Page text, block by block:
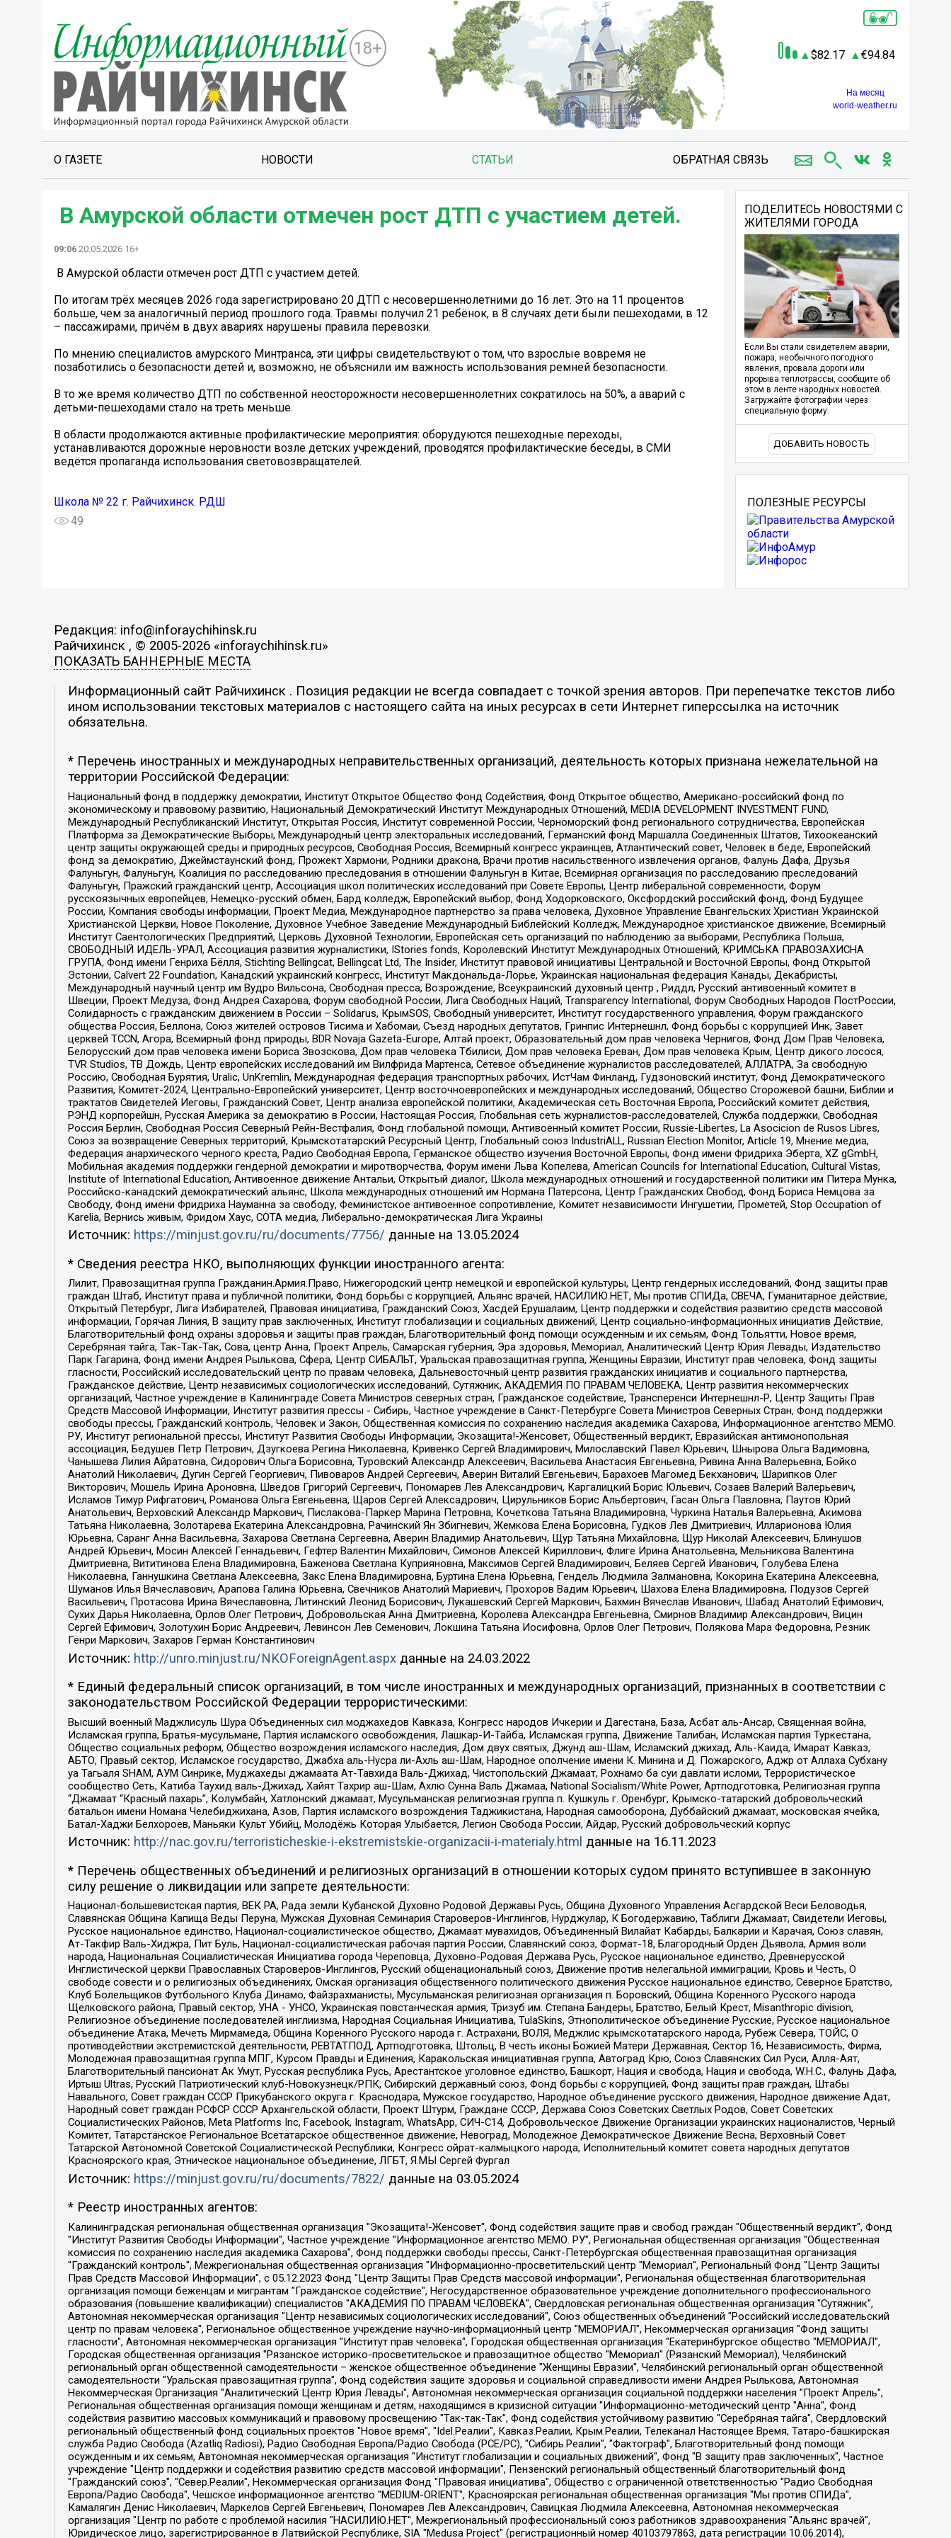
18+ 82.17 94.84
На месяц
world-weather.ru
О ГАЗЕТЕ НОВОСТИ СТАТЬИ ОБРАТНАЯ СВЯЗЬ
️ В Амурской области отмечен рост ДТП с участием детей.
09:06 20.05.2026 16+
️ В Амурской области отмечен рост ДТП с участием детей.
По итогам трёх месяцев 2026 года зарегистрировано 20 ДТП с несовершеннолетними до 16 лет. Это на 11 процентов
больше, чем за аналогичный период прошлого года. Травмы получил 21 ребёнок, в 8 случаях дети были пешеходами, в 12
– пассажирами, причём в двух авариях нарушены правила перевозки.
По мнению специалистов амурского Минтранса, эти цифры свидетельствуют о том, что взрослые вовремя не
позаботились о безопасности детей и, возможно, не объяснили им важность использования ремней безопасности.
В то же время количество ДТП по собственной неосторожности несовершеннолетних сократилось на 50%, а аварий с
детьми-пешеходами стало на треть меньше.
В области продолжаются активные профилактические мероприятия: оборудуются пешеходные переходы,
устанавливаются дорожные неровности возле детских учреждений, проводятся профилактические беседы, в СМИ
ведётся пропаганда использования световозвращателей.
Школа № 22 г. Райчихинск. РДШ
49
ПОДЕЛИТЕСЬ НОВОСТЯМИ С
ЖИТЕЛЯМИ ГОРОДА
Если Вы стали свидетелем аварии,
пожара, необычного погодного
явления, провала дороги или
прорыва теплотрассы, сообщите об
этом в ленте народных новостей.
Загружайте фотографии через
специальную форму.
ДОБАВИТЬ НОВОСТЬ
ПОЛЕЗНЫЕ РЕСУРСЫ
Редакция: info@inforaychihinsk.ru
Райчихинск , © 2005-2026 «inforaychihinsk.ru»
ПОКАЗАТЬ БАННЕРНЫЕ МЕСТА
Информационный сайт Райчихинск . Позиция редакции не всегда совпадает с точкой зрения авторов. При перепечатке текстов либо
ином использовании текстовых материалов с настоящего сайта на иных ресурсах в сети Интернет гиперссылка на источник
обязательна.
* Перечень иностранных и международных неправительственных организаций, деятельность которых признана нежелательной на
территории Российской Федерации:
Национальный фонд в поддержку демократии, Институт Открытое Общество Фонд Содействия, Фонд Открытое общество, Американо-российский фонд по
экономическому и правовому развитию, Национальный Демократический Институт Международных Отношений, MEDIA DEVELOPMENT INVESTMENT FUND,
Международный Республиканский Институт, Открытая Россия, Институт современной России, Черноморский фонд регионального сотрудничества, Европейская
Платформа за Демократические Выборы, Международный центр электоральных исследований, Германский фонд Маршалла Соединенных Штатов, Тихоокеанский
центр защиты окружающей среды и природных ресурсов, Свободная Россия, Всемирный конгресс украинцев, Атлантический совет, Человек в беде, Европейский
фонд за демократию, Джеймстаунский фонд, Прожект Хармони, Родники дракона, Врачи против насильственного извлечения органов, Фалунь Дафа, Друзья
Фалуньгун, Фалуньгун, Коалиция по расследованию преследования в отношении Фалуньгун в Китае, Всемирная организация по расследованию преследований
Фалуньгун, Пражский гражданский центр, Ассоциация школ политических исследований при Совете Европы, Центр либеральной современности, Форум
русскоязычных европейцев, Немецко-русский обмен, Бард колледж, Европейский выбор, Фонд Ходорковского, Оксфордский российский фонд, Фонд Будущее
России, Компания свободы информации, Проект Медиа, Международное партнерство за права человека, Духовное Управление Евангельских Христиан Украинской
Христианской Церкви, Новое Поколение, Духовное Учебное Заведение Международный Библейский Колледж, Международное христианское движение, Всемирный
Институт Саентологических Предприятий, Церковь Духовной Технологии, Европейская сеть организаций по наблюдению за выборами, Республика Польша,
СВОБОДНЫЙ ИДЕЛЬ-УРАЛ, Ассоциация развития журналистики, IStories fonds, Королевский Институт Международных Отношений, КРИМСЬКА ПРАВОЗАХИСНА
ГРУПА, Фонд имени Генриха Бёлля, Stichting Bellingcat, Bellingcat Ltd, The Insider, Институт правовой инициативы Центральной и Восточной Европы, Фонд Открытой
Эстонии, Calvert 22 Foundation, Канадский украинский конгресс, Институт Макдональда-Лорье, Украинская национальная федерация Канады, Декабристы,
Международный научный центр им Вудро Вильсона, Свободная пресса, Возрождение, Всеукраинский духовный центр , Риддл, Русский антивоенный комитет в
Швеции, Проект Медуза, Фонд Андрея Сахарова, Форум свободной России, Лига Свободных Наций, Transparеncy International, Форум Свободных Народов ПостРоссии,
Солидарность с гражданским движением в России – Solidarus, КрымSOS, Свободный университет, Институт государственного управления, Форум гражданского
общества Россия, Беллона, Союз жителей островов Тисима и Хабомаи, Съезд народных депутатов, Гринпис Интернешнл, Фонд борьбы с коррупцией Инк, Завет
церквей TCCN, Агора, Всемирный фонд природы, BDR Novaja Gazeta-Europe, Алтай проект, Образовательный дом прав человека Чернигов, Фонд Дом Прав Человека,
Белорусский дом прав человека имени Бориса Звозскова, Дом прав человека Тбилиси, Дом прав человека Ереван, Дом прав человека Крым, Центр дикого лосося,
TVR Studios, ТВ Дождь, Центр европейских исследований им Вилфрида Мартенса, Сетевое объединение журналистов расследователей, АЛЛАТРА, За свободную
Россию, Свободная Бурятия, Uralic, UnKremlin, Международная федерация транспортных рабочих, ИстЧам Финланд, Гудзоновский институт, Фонд Демократического
Развития, Комитет-2024, Центрально-Европейский университет, Центр восточноевропейских и международных исследований, Общество Сторожевой башни, Библии и
трактатов Свидетелей Иеговы, Гражданский Совет, Центр анализа европейской политики, Академическая сеть Восточная Европа, Российский комитет действия,
РЭНД корпорейшн, Русская Америка за демократию в России, Настоящая Россия, Глобальная сеть журналистов-расследователей, Служба поддержки, Свободная
Россия Берлин, Свободная Россия Северный Рейн-Вестфалия, Фонд глобальной помощи, Антивоенный комитет России, Russie-Libertes, La Asocicion de Rusos Libres,
Союз за возвращение Северных территорий, Крымскотатарский Ресурсный Центр, Глобальный союз IndustriALL, Russian Election Monitor, Article 19, Мнение медиа,
Федерация анархического черного креста, Радио Свободная Европа, Германское общество изучения Восточной Европы, Фонд имени Фридриха Эберта, XZ gGmbH,
Мобильная академия поддержки гендерной демократии и миротворчества, Форум имени Льва Копелева, American Councils for International Education, Cultural Vistas,
Institute of International Education, Антивоенное движение Антальи, Открытый диалог, Школа международных отношений и государственной политики им Питера Мунка,
Российско-канадский демократический альянс, Школа международных отношений им Нормана Патерсона, Центр Гражданских Свобод, Фонд Бориса Немцова за
Свободу, Фонд имени Фридриха Науманна за свободу, Феминистское антивоенное сопротивление, Комитет независимости Ингушетии, Прометей, Stop Occupation of
Karelia, Вернись живым, Фридом Хаус, СОТА медиа, Либерально-демократическая Лига Украины
Источник: https://minjust.gov.ru/ru/documents/7756/ данные на 13.05.2024
* Сведения реестра НКО, выполняющих функции иностранного агента:
Лилит, Правозащитная группа Гражданин.Армия.Право, Нижегородский центр немецкой и европейской культуры, Центр гендерных исследований, Фонд защиты прав
граждан Штаб, Институт права и публичной политики, Фонд борьбы с коррупцией, Альянс врачей, НАСИЛИЮ.НЕТ, Мы против СПИДа, СВЕЧА, Гуманитарное действие,
Открытый Петербург, Лига Избирателей, Правовая инициатива, Гражданский Союз, Хасдей Ерушалаим, Центр поддержки и содействия развитию средств массовой
информации, Горячая Линия, В защиту прав заключенных, Институт глобализации и социальных движений, Центр социально-информационных инициатив Действие,
Благотворительный фонд охраны здоровья и защиты прав граждан, Благотворительный фонд помощи осужденным и их семьям, Фонд Тольятти, Новое время,
Серебряная тайга, Так-Так-Так, Сова, центр Анна, Проект Апрель, Самарская губерния, Эра здоровья, Мемориал, Аналитический Центр Юрия Левады, Издательство
Парк Гагарина, Фонд имени Андрея Рылькова, Сфера, Центр СИБАЛЬТ, Уральская правозащитная группа, Женщины Евразии, Институт прав человека, Фонд защиты
гласности, Российский исследовательский центр по правам человека, Дальневосточный центр развития гражданских инициатив и социального партнерства,
Гражданское действие, Центр независимых социологических исследований, Сутяжник, АКАДЕМИЯ ПО ПРАВАМ ЧЕЛОВЕКА, Центр развития некоммерческих
организаций, Частное учреждение в Калининграде Совета Министров северных стран, Гражданское содействие, Трансперенси Интернешнл-Р, Центр Защиты Прав
Средств Массовой Информации, Институт развития прессы - Сибирь, Частное учреждение в Санкт-Петербурге Совета Министров Северных Стран, Фонд поддержки
свободы прессы, Гражданский контроль, Человек и Закон, Общественная комиссия по сохранению наследия академика Сахарова, Информационное агентство МЕМО.
РУ, Институт региональной прессы, Институт Развития Свободы Информации, Экозащита!-Женсовет, Общественный вердикт, Евразийская антимонопольная
ассоциация, Бедушев Петр Петрович, Дзугкоева Регина Николаевна, Кривенко Сергей Владимирович, Милославский Павел Юрьевич, Шнырова Ольга Вадимовна,
Чанышева Лилия Айратовна, Сидорович Ольга Борисовна, Туровский Александр Алексеевич, Васильева Анастасия Евгеньевна, Ривина Анна Валерьевна, Бойко
Анатолий Николаевич, Дугин Сергей Георгиевич, Пивоваров Андрей Сергеевич, Аверин Виталий Евгеньевич, Барахоев Магомед Бекханович, Шарипков Олег
Викторович, Мошель Ирина Ароновна, Шведов Григорий Сергеевич, Пономарев Лев Александрович, Каргалицкий Борис Юльевич, Созаев Валерий Валерьевич,
Исламов Тимур Рифгатович, Романова Ольга Евгеньевна, Щаров Сергей Алексадрович, Цирульников Борис Альбертович, Гасан Ольга Павловна, Паутов Юрий
Анатольевич, Верховский Александр Маркович, Пислакова-Паркер Марина Петровна, Кочеткова Татьяна Владимировна, Чуркина Наталья Валерьевна, Акимова
Татьяна Николаевна, Золотарева Екатерина Александровна, Рачинский Ян Збигневич, Жемкова Елена Борисовна, Гудков Лев Дмитриевич, Илларионова Юлия
Юрьевна, Саранг Анна Васильевна, Захарова Светлана Сергеевна, Аверин Владимир Анатольевич, Щур Татьяна Михайловна, Щур Николай Алексеевич, Блинушов
Андрей Юрьевич, Мосин Алексей Геннадьевич, Гефтер Валентин Михайлович, Симонов Алексей Кириллович, Флиге Ирина Анатольевна, Мельникова Валентина
Дмитриевна, Вититинова Елена Владимировна, Баженова Светлана Куприяновна, Максимов Сергей Владимирович, Беляев Сергей Иванович, Голубева Елена
Николаевна, Ганнушкина Светлана Алексеевна, Закс Елена Владимировна, Буртина Елена Юрьевна, Гендель Людмила Залмановна, Кокорина Екатерина Алексеевна,
Шуманов Илья Вячеславович, Арапова Галина Юрьевна, Свечников Анатолий Мариевич, Прохоров Вадим Юрьевич, Шахова Елена Владимировна, Подузов Сергей
Васильевич, Протасова Ирина Вячеславовна, Литинский Леонид Борисович, Лукашевский Сергей Маркович, Бахмин Вячеслав Иванович, Шабад Анатолий Ефимович,
Сухих Дарья Николаевна, Орлов Олег Петрович, Добровольская Анна Дмитриевна, Королева Александра Евгеньевна, Смирнов Владимир Александрович, Вицин
Сергей Ефимович, Золотухин Борис Андреевич, Левинсон Лев Семенович, Локшина Татьяна Иосифовна, Орлов Олег Петрович, Полякова Мара Федоровна, Резник
Генри Маркович, Захаров Герман Константинович
Источник: http://unro.minjust.ru/NKOForeignAgent.aspxданные на 24.03.2022
* Единый федеральный список организаций, в том числе иностранных и международных организаций, признанных в соответствии с
законодательством Российской Федерации террористическими:
Высший военный Маджлисуль Шура Объединенных сил моджахедов Кавказа, Конгресс народов Ичкерии и Дагестана, База, Асбат аль-Ансар, Священная война,
Исламская группа, Братья-мусульмане, Партия исламского освобождения, Лашкар-И-Тайба, Исламская группа, Движение Талибан, Исламская партия Туркестана,
Общество социальных реформ, Общество возрождения исламского наследия, Дом двух святых, Джунд аш-Шам, Исламский джихад, Аль-Каида, Имарат Кавказ,
АБТО, Правый сектор, Исламское государство, Джабха аль-Нусра ли-Ахль аш-Шам, Народное ополчение имени К. Минина и Д. Пожарского, Аджр от Аллаха Субхану
уа Тагьаля SHAM, АУМ Синрике, Муджахеды джамаата Ат-Тавхида Валь-Джихад, Чистопольский Джамаат, Рохнамо ба суи давлати исломи, Террористическое
сообщество Сеть, Катиба Таухид валь-Джихад, Хайят Тахрир аш-Шам, Ахлю Сунна Валь Джамаа, National Socialism/White Power, Артподготовка, Религиозная группа
“Джамаат “Красный пахарь”, Колумбайн, Хатлонский джамаат, Мусульманская религиозная группа п. Кушкуль г. Оренбург, Крымско-татарский добровольческий
батальон имени Номана Челебиджихана, Азов, Партия исламского возрождения Таджикистана, Народная самооборона, Дуббайский джамаат, московская ячейка,
Батал-Хаджи Белхороев, Маньяки Культ Убийц, Молодёжь Которая Улыбается, Легион Свобода России, Айдар, Русский добровольческий корпус
Источник: http://nac.gov.ru/terroristicheskie-i-ekstremistskie-organizacii-i-materialy.html данные на 16.11.2023
* Перечень общественных объединений и религиозных организаций в отношении которых судом принято вступившее в законную
силу решение о ликвидации или запрете деятельности:
Национал-большевистская партия, ВЕК РА, Рада земли Кубанской Духовно Родовой Державы Русь, Община Духовного Управления Асгардской Веси Беловодья,
Славянская Община Капища Веды Перуна, Мужская Духовная Семинария Староверов-Инглингов, Нурджулар, К Богодержавию, Таблиги Джамаат, Свидетели Иеговы,
Русское национальное единство, Национал-социалистическое общество, Джамаат мувахидов, Объединенный Вилайат Кабарды, Балкарии и Карачая, Союз славян,
Ат-Такфир Валь-Хиджра, Пит Буль, Национал-социалистическая рабочая партия России, Славянский союз, Формат-18, Благородный Орден Дьявола, Армия воли
народа, Национальная Социалистическая Инициатива города Череповца, Духовно-Родовая Держава Русь, Русское национальное единство, Древнерусской
Инглистической церкви Православных Староверов-Инглингов, Русский общенациональный союз, Движение против нелегальной иммиграции, Кровь и Честь, О
свободе совести и о религиозных объединениях, Омская организация общественного политического движения Русское национальное единство, Северное Братство,
Клуб Болельщиков Футбольного Клуба Динамо, Файзрахманисты, Мусульманская религиозная организация п. Боровский, Община Коренного Русского народа
Щелковского района, Правый сектор, УНА - УНСО, Украинская повстанческая армия, Тризуб им. Степана Бандеры, Братство, Белый Крест, Misanthropic division,
Религиозное объединение последователей инглиизма, Народная Социальная Инициатива, TulaSkins, Этнополитическое объединение Русские, Русское национальное
объединение Атака, Мечеть Мирмамеда, Община Коренного Русского народа г. Астрахани, ВОЛЯ, Меджлис крымскотатарского народа, Рубеж Севера, ТОЙС, О
противодействии экстремистской деятельности, РЕВТАТПОД, Артподготовка, Штольц, В честь иконы Божией Матери Державная, Сектор 16, Независимость, Фирма,
Молодежная правозащитная группа МПГ, Курсом Правды и Единения, Каракольская инициативная группа, Автоград Крю, Союз Славянских Сил Руси, Алля-Аят,
Благотворительный пансионат Ак Умут, Русская республика Русь, Арестантское уголовное единство, Башкорт, Нация и свобода, Нация и свобода, W.H.С., Фалунь Дафа,
Иртыш Ultras, Русский Патриотический клуб-Новокузнецк/РПК, Сибирский державный союз, Фонд борьбы с коррупцией, Фонд защиты прав граждан, Штабы
Навального, Совет граждан СССР Прикубанского округа г. Краснодара, Мужское государство, Народное объединение русского движения, Народное движение Адат,
Народный совет граждан РСФСР СССР Архангельской области, Проект Штурм, Граждане СССР, Держава Союз Советских Светлых Родов, Совет Советских
Социалистических Районов, Meta Platforms Inc, Facebook, Instagram, WhatsApp, СИЧ-С14, Добровольческое Движение Организации украинских националистов, Черный
Комитет, Татарстанское Региональное Всетатарское общественное движение, Невоград, Молодежное Демократическое Движение Весна, Верховный Совет
Татарской Автономной Советской Социалистической Республики, Конгресс ойрат-калмыцкого народа, Исполнительный комитет совета народных депутатов
Красноярского края, Этническое национальное объединение, ЛГБТ, Я.МЫ Сергей Фургал
Источник: https://minjust.gov.ru/ru/documents/7822/ данные на 03.05.2024
* Реестр иностранных агентов:
Калининградская региональная общественная организация "Экозащита!-Женсовет", Фонд содействия защите прав и свобод граждан "Общественный вердикт", Фонд "Институт Развития Свободы Информации", Частное учреждение "Информационное агентство МЕМО. РУ", Региональная общественная организация "Общественная комиссия по сохранению наследия академика Сахарова", Фонд поддержки свободы прессы, Санкт-Петербургская общественная правозащитная организация "Гражданский контроль", Межрегиональная общественная организация "Информационно-просветительский центр "Мемориал", Региональный Фонд "Центр Защиты Прав Средств Массовой Информации", с 05.12.2023 Фонд "Центр Защиты Прав Средств массовой информации", Региональная общественная благотворительная организация помощи беженцам и мигрантам "Гражданское содействие", Негосударственное образовательное учреждение дополнительного профессионального образования (повышение квалификации) специалистов "АКАДЕМИЯ ПО ПРАВАМ ЧЕЛОВЕКА", Свердловская региональная общественная организация "Сутяжник", Автономная некоммерческая организация "Центр независимых социологических исследований", Союз общественных объединений "Российский исследовательский центр по правам человека", Региональное общественное учреждение научно-информационный центр "МЕМОРИАЛ", Некоммерческая организация "Фонд защиты гласности", Автономная некоммерческая организация "Институт прав человека", Городская общественная организация "Екатеринбургское общество "МЕМОРИАЛ", Городская общественная организация "Рязанское историко-просветительское и правозащитное общество "Мемориал" (Рязанский Мемориал), Челябинский региональный орган общественной самодеятельности – женское общественное объединение "Женщины Евразии", Челябинский региональный орган общественной самодеятельности "Уральская правозащитная группа", Фонд содействия защите здоровья и социальной справедливости имени Андрея Рылькова, Автономная Некоммерческая Организация "Аналитический Центр Юрия Левады", Автономная некоммерческая организация социальной поддержки населения "Проект Апрель", Региональная общественная организация помощи женщинам и детям, находящимся в кризисной ситуации "Информационно-методический центр "Анна", Фонд содействия развитию массовых коммуникаций и правовому просвещению "Так-так-Так", Фонд содействия устойчивому развитию "Серебряная тайга", Свердловский региональный общественный фонд социальных проектов "Новое время", "Idel.Реалии", Кавказ.Реалии, Крым.Реалии, Телеканал Настоящее Время, Татаро-башкирская служба Радио Свобода (Azatliq Radiosi), Радио Свободная Европа/Радио Свобода (PCE/PC), "Сибирь.Реалии", "Фактограф", Благотворительный фонд помощи осужденным и их семьям, Автономная некоммерческая организация "Институт глобализации и социальных движений", Фонд "В защиту прав заключенных", Частное учреждение "Центр поддержки и содействия развитию средств массовой информации", Пензенский региональный общественный благотворительный фонд "Гражданский союз", "Север.Реалии", Некоммерческая организация Фонд "Правовая инициатива", Общество с ограниченной ответственностью "Радио Свободная Европа/Радио Свобода", Чешское информационное агентство "MEDIUM-ORIENT", Красноярская региональная общественная организация "Мы против СПИДа", Камалягин Денис Николаевич, Маркелов Сергей Евгеньевич, Пономарев Лев Александрович, Савицкая Людмила Алексеевна, Автономная некоммерческая организация "Центр по работе с проблемой насилия "НАСИЛИЮ.НЕТ", Межрегиональный профессиональный союз работников здравоохранения "Альянс врачей", Юридическое лицо, зарегистрированное в Латвийской Республике, SIA "Medusa Project" (регистрационный номер 40103797863, дата регистрации 10.06.2014), Некоммерческая организация "Фонд по борьбе с коррупцией", Автономная некоммерческая организация "Институт права и публичной политики", Баданин Роман Сергеевич, Гликин Максим Александрович, Железнова Мария Михайловна, Лукьянова Юлия Сергеевна, Маетная Елизавета Витальевна, Маняхин Петр Борисович, Чуракова Ольга Владимировна, Ярош Юлия Петровна, Юридическое лицо "The Insider SIA", зарегистрированное в Риге, Латвийская Республика (дата регистрации 26.06.2015), являющееся администратором доменного имени интернет-издания "The Insider SIA", https://theins.ru, Постернак Алексей Евгеньевич, Рубин Михаил Аркадьевич, Анин Роман Александрович, Юридическое лицо Istories fonds, зарегистрированное в Латвийской Республике (регистрационный номер 50008295751, дата регистрации 24.02.2020), Великовский Дмитрий Александрович, Долинина Ирина Николаевна, Мароховская Алеся Алексеевна, Шлейнов Роман Юрьевич, Шмагун Олеся Валентиновна, Общество с ограниченной ответственностью "Альтаир 2021", Общество с ограниченной ответственностью "Вега 2021", Общество с ограниченной ответственностью "Главный редактор 2021", Общество с ограниченной ответственностью "Ромашки монолит", Важенков Артем Валерьевич, Ивановская областная общественная организация "Центр гендерных исследований", Гурман Юрий Альбертович, Медиапроект "ОВД-Инфо", Егоров Владимир Владимирович, Жилинский Владимир Александрович, Общество с ограниченной ответственностью "ЗП", Иванова София Юрьевна, Карезина Инна Павловна, Кильтау Екатерина Викторовна, Петров Алексей Викторович, Пискунов Сергей Евгеньевич, Смирнов Сергей Сергеевич, Тихонов Михаил Сергеевич, Общество с ограниченной ответственностью "ЖУРНАЛИСТ-ИНОСТРАННЫЙ АГЕНТ", Арапова Галина Юрьевна, Вольтская Татьяна Анатольевна, Американская компания "Mason G.E.S. Anonymous Foundation" (США), являющаяся владельцем интернет-издания https://mnews.world/, Компания "Stichting Bellingcat", зарегистрированная в Нидерландах (дата регистрации 11.07.2018), Захаров Андрей Вячеславович, Клепиковская Екатерина Дмитриевна, Общество с ограниченной ответственностью "МЕМО", Перл Роман Александрович, Симонов Евгений Алексеевич, Соловьева Елена Анатольевна, Сотников Даниил Владимирович, Сурначева Елизавета Дмитриевна, Автономная некоммерческая организация по защите прав человека и информированию населения "Якутия – Наше Мнение", Общество с ограниченной ответственностью "Москоу диджитал медиа", с 26.01.2023 Общество с ограниченной ответственностью "Чайка Белые сады", Ветошкина Валерия Валерьевна, Заговора Максим Александрович, Межрегиональное общественное движение "Российская ЛГБТ - сеть", Оленичев Максим Владимирович, Павлов Иван Юрьевич, Скворцова Елена Сергеевна, Общество с ограниченной ответственностью "Как бы инагент", Кочетков Игорь Викторович, Общество с ограниченной ответственностью "Честные выборы", Еланчик Олег Александрович, Общество с ограниченной ответственностью "Нобелевский призыв", Гималова Регина Эмилевна, Григорьев Андрей Валерьевич, Григорьева Алина Александровна, Ассоциация по содействию защите прав призывников, альтернативнослужащих и военнослужащих "Правозащитная группа "Гражданин.Армия.Право", Хисамова Регина Фаритовна, Автономная некоммерческая организация по реализации социально-правовых программ "Лилит", Дальневосточное общественное движение "Маяк", Санкт-Петербургская ЛГБТ-инициативная группа "Выход", Инициативная группа ЛГБТ+ "Реверс", Алексеев Андрей Викторович, Бекбулатова Таисия Львовна, Беляев Иван Михайлович, Владыкина Елена Сергеевна, Гельман Марат Александрович, Никульшина Вероника Юрьевна, Толоконникова Надежда Андреевна, Шендерович Виктор Анатольевич, Общество с ограниченной ответственностью "Данное сообщение", Общество с ограниченной ответственностью Издательский дом "Новая глава", Айнбиндер Александра Александровна, Московский комьюнити-центр для ЛГБТ+инициатив, Благотворительный фонд развития филантропии, Deutsche Welle (Германия, Kurt-Schumacher-Strasse 3, 53113 Bonn), Борзунова Мария Михайловна, Воробьев Виктор Викторович, Голубева Анна Львовна, Константинова Алла Михайловна, Малкова Ирина Владимировна, Мурадов Мурад Абдулгалимович, Осетинская Елизавета Николаевна, Понасенков Евгений Николаевич, Ганапольский Матвей Юрьевич, Киселев Евгений Алексеевич, Борухович Ирина Григорьевна, Дремин Иван Тимофеевич, Дубровский Дмитрий Викторович, Красноярская региональная общественная организация поддержки и развития альтернативных образовательных технологий и межкультурных коммуникаций "ИНТЕРРА", Маяковская Екатерина Алексеевна, Фейгин Марк Захарович, Филимонов Андрей Викторович, Дзугкоева Регина Николаевна, Доброхотов Роман Александрович, Дудь Юрий Александрович, Елкин Сергей Владимирович, Кругликов Кирилл Игоревич, Сабунаева Мария Леонидовна, Семенов Алексей Владимирович, Шаинян Карен Багратович, Шульман Екатерина Михайловна, Асафьев Артур Валерьевич, Вахштайн Виктор Семенович, Венедиктов Алексей Алексеевич, Лушникова Екатерина Евгеньевна, Волков Леонид Михайлович, Невзоров Александр Глебович, Пархоменко Сергей Борисович, Сироткин Ярослав Николаевич, Кара-Мурза Владимир Владимирович, Баранова Наталья Владимировна, Гозман Леонид Яковлевич, Кагарлицкий Борис Юльевич, Климарев Михаил Валерьевич, Милов Владимир Станиславович, Автономная некоммерческая организация Краснодарский центр современного искусства "Типография", Моргенштерн Алишер Тагирович, Соболь Любовь Эдуардовна, Общество с ограниченной ответственностью "ЛИЗА НОРМ", Каспаров Гарри Кимович, Ходорковский Михаил Борисович, Общество с ограниченной ответственностью "Апрельские тезисы", Данилович Ирина Брониславовна, Кашин Олег Владимирович, Петров Николай Владимирович, Пивоваров Алексей Владимирович, Соколов Михаил Владимирович, Цветкова Юлия Владимировна, Чичваркин Евгений Александрович, Комитет против пыток/Команда против пыток, Общество с ограниченной ответственностью "Первый научный", Общество с ограниченной ответственностью "Вертолет и ко", Белоцерковская Вероника Борисовна, Кац Максим Евгеньевич, Лазарева Татьяна Юрьевна, Шаведдинов Руслан Табризович, Яшин Илья Валерьевич, Общество с ограниченной ответственностью "Иноагент ААВ", Алешковский Дмитрий Петрович, Альбац Евгения Марковна, Быков Дмитрий Львович, Галямина Юлия Евгеньевна, Лойко Сергей Леонидович, Мартынов Кирилл Константинович, Медведев Сергей Александрович, Крашенинников Федор Геннадиевич, Гордеева Катерина Вл